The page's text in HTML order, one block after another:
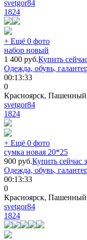
svetgor84
1824
+ Ещё 0 фото
набор новый
1 400 руб.Купить
Одежда, обувь,
00:13:33
0
Красноярск, Пашенный
svetgor84
1824
+ Ещё 0 фото
сумка новая 20*25
900 руб.Купить сейчас
Одежда, обувь,
00:13:33
0
Красноярск, Пашенный
svetgor84
1824